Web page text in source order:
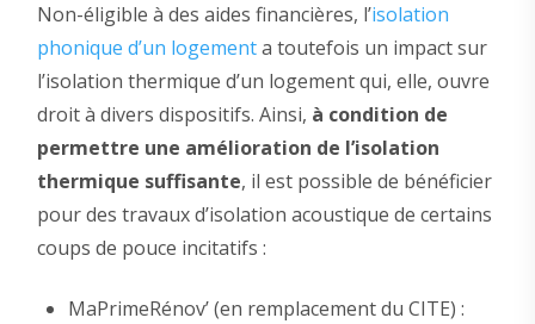
Non-éligible à des aides financières, l’isolation
phonique d’un logementa toutefois un impact sur
l’isolation thermique d’un logement qui, elle, ouvre
droit à divers dispositifs. Ainsi, à condition de
permettre une amélioration de l’isolation
thermique suffisante, il est possible de bénéficier
pour des travaux d’isolation acoustique de certains
coups de pouce incitatifs :
MaPrimeRénov’ (en remplacement du CITE) :